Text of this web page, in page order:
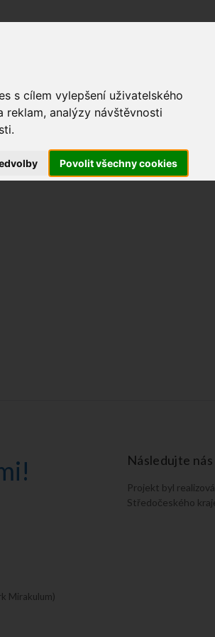
s cílem vylepšení uživatelského
reklam, analýzy návštěvnosti
Povolit všechny cookies
Mirakulum)
Následujte nás
Projekt byl
Středočeského